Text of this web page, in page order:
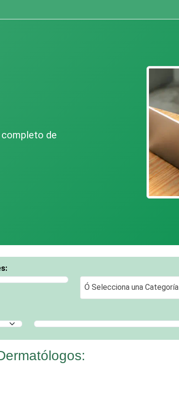
completo de
Ó Selecciona una Categoría
Ó Selecciona una Categoría
Selecciona un Municipio